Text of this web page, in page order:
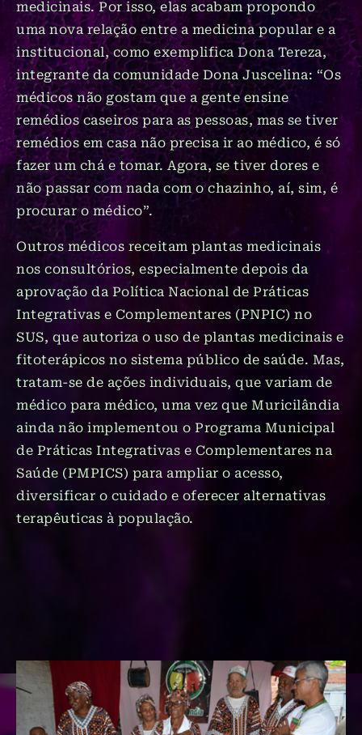
medicinais. Por isso, elas acabam propondo
uma nova relação entre a medicina popular e a
institucional, como exemplifica Dona Tereza,
integrante da comunidade Dona Juscelina: “Os
médicos não gostam que a gente ensine
remédios caseiros para as pessoas, mas se tiver
remédios em casa não precisa ir ao médico, é só
fazer um chá e tomar. Agora, se tiver dores e
não passar com nada com o chazinho, aí, sim, é
procurar o médico”.
Outros médicos receitam plantas medicinais
nos consultórios, especialmente depois da
aprovação da Política Nacional de Práticas
Integrativas e Complementares (PNPIC) no
SUS, que autoriza o uso de plantas medicinais e
fitoterápicos no sistema público de saúde. Mas,
tratam-se de ações individuais, que variam de
médico para médico, uma vez que Muricilândia
ainda não implementou o Programa Municipal
de Práticas Integrativas e Complementares na
Saúde (PMPICS) para ampliar o acesso,
diversificar o cuidado e oferecer alternativas
terapêuticas à população.